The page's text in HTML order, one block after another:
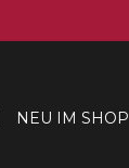
NEU IM SHOP